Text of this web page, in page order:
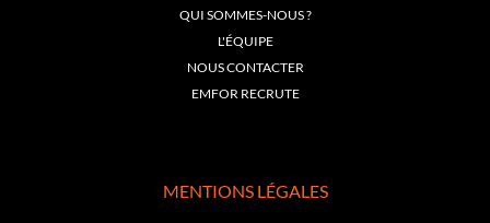
QUI SOMMES-NOUS ?
L'ÉQUIPE
NOUS CONTACTER
EMFOR RECRUTE
MENTIONS LÉGALES